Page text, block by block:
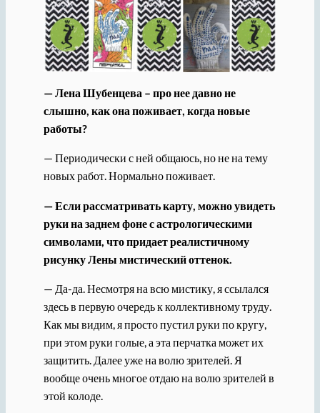
— Лена Шубенцева – про нее давно не
слышно, как она поживает, когда новые
работы?
— Периодически с ней общаюсь, но не на тему
новых работ. Нормально поживает.
— Если рассматривать карту, можно увидеть
руки на заднем фоне с астрологическими
символами, что придает реалистичному
рисунку Лены мистический оттенок.
— Да-да. Несмотря на всю мистику, я ссылался
здесь в первую очередь к коллективному труду.
Как мы видим, я просто пустил руки по кругу,
при этом руки голые, а эта перчатка может их
защитить. Далее уже на волю зрителей. Я
вообще очень многое отдаю на волю зрителей в
этой колоде.